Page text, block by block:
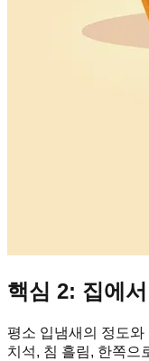
핵심 2: 집에
평소 입냄새의 정도
치석, 침 흘림, 한쪽으